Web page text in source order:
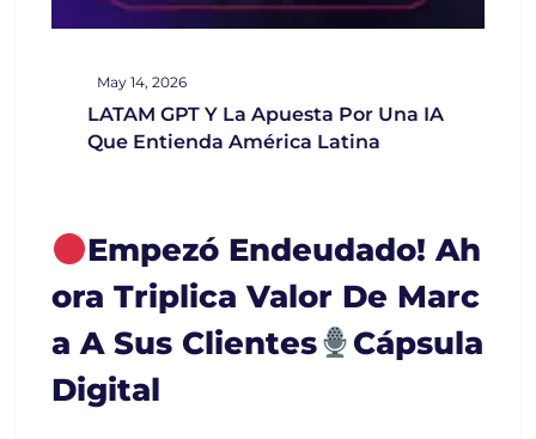
May 14, 2026
LATAM GPT Y La Apuesta Por Una IA
Que Entienda América Latina
Empezó Endeudado! Ah
Ora Triplica Valor De Marc
A A Sus Clientes
Cápsula
Digital